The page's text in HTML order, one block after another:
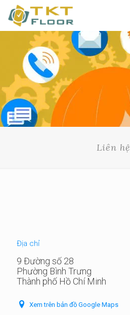
Liên hệ
Địa chỉ
9 Đường số 28
Phường Bình Trưng
Thành phố Hồ Chí Minh
Xem trên bản đồ Google Maps